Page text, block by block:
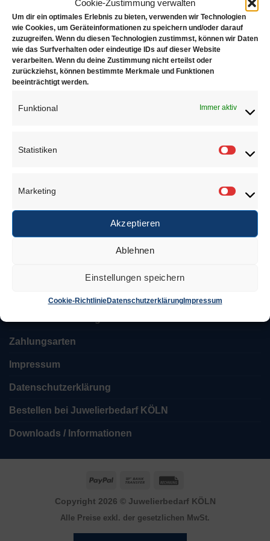
Cookie-Zustimmung verwalten
Um dir ein optimales Erlebnis zu bieten, verwenden wir Technologien
wie Cookies, um Geräteinformationen zu speichern und/oder darauf
zuzugreifen. Wenn du diesen Technologien zustimmst, können wir Daten
wie das Surfverhalten oder eindeutige IDs auf dieser Website
verarbeiten. Wenn du deine Zustimmung nicht erteilst oder
zurückziehst, können bestimmte Merkmale und Funktionen
beeinträchtigt werden.
Funktional Immer aktiv
Statistiken
Marketing
Akzeptieren
Ablehnen
Einstellungen speichern
Cookie-RichtlinieDatenschutzerklärungImpressum
Über uns
Anschrift
Juwelierbedarf KÖLN
Keupstr. 52 – 54
info@juwelierbedarf-koeln.de
Informationen
Zahlung und Versand
Zahlungsarten
Impressum
Datenschutzerklärung
Bestellen bei Juwelierbedarf KÖLN
Downloads / Informationen
PayPal
Bank
Copyright 2026 © Juwelierbedarf KÖLN
Alle Preise exkl. der gesetzlichen MwSt.